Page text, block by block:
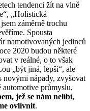
tendenci žít na vlně
„Holistická
záměrně trochu
Spousta
namotivovaných jedinců
2020 budou některé
v reálné, o to však
„být jiná, lepší“, ale
nápady, zvyšovat
automotive průmyslu,
jež se nám nelíbí,
ovlivnit.